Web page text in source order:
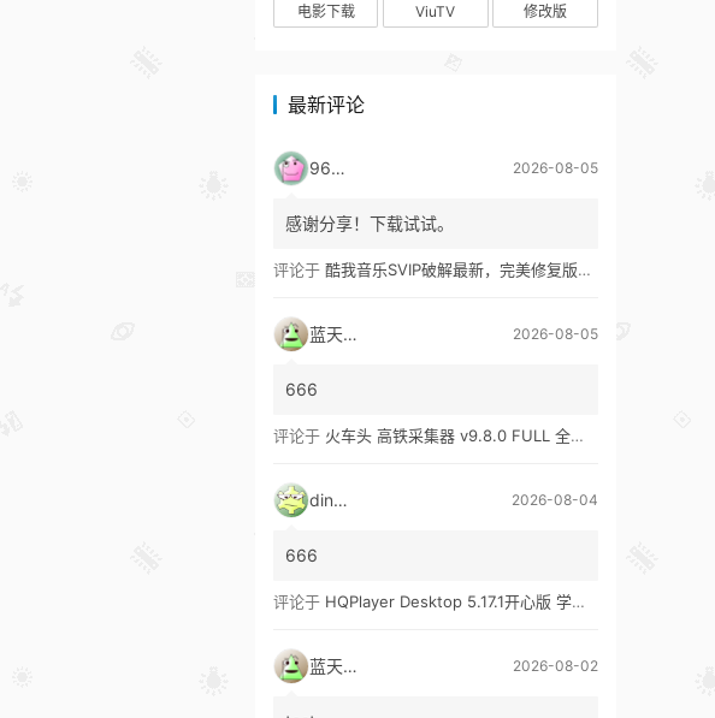
电影下载
ViuTV 修改版
最新评论
9627 2026-08-05
感谢分享！下载试试。
评论于 酷我音乐SVIP破解最新，完美修复版！支持安卓+车机+pc版！
蓝天真蓝 2026-08-05
666
评论于 火车头 高铁采集器 v9.8.0 FULL 全功能版（兼容win10、win11）
ding1 2026-08-04
666
评论于 HQPlayer Desktop 5.17.1开心版 学习版&HQPlayer Embedded 5.17.2开心版 学习版
蓝天真蓝 2026-08-02